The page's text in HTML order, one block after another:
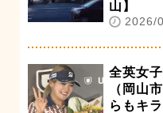
山】
2026/
全英女
（岡山
らもキ